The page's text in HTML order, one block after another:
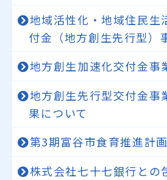
地域活性化・地域住民生
付金（地方創生先行型）
地方創生加速化交付金事
地方創生先行型交付金事
果について
第3期富谷市食育推進計画
株式会社七十七銀行との